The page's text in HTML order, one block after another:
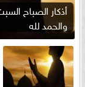
والحمد لله